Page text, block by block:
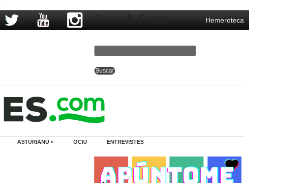
Hemeroteca
Search form
ASTURIANU » OCIU ENTREVISTES